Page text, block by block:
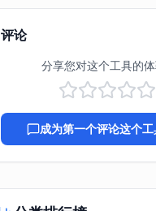
评论
分享您对这个工具的体
成为第一个评论这个工